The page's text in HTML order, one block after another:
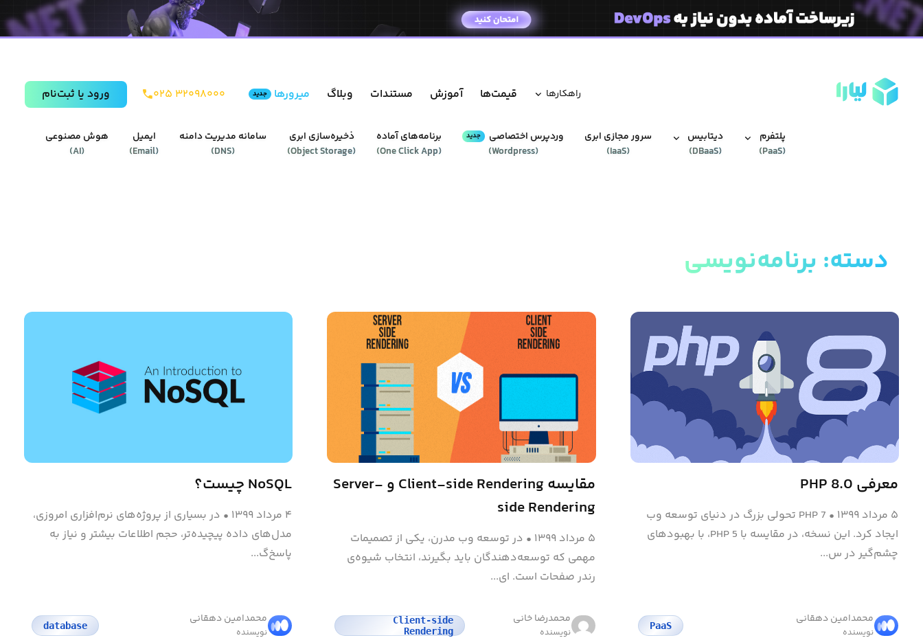
راهکار‌ها قیمت‌ها آموزش مستندات وبلاگ میرورها جدید ۰۲۵ ۳۲۰۹۸۰۰۰ ورود يا ثبت‌نام
هوش مصنوعی
(
AI
)
ایمیل
(
Email
)
سامانه مدیریت دامنه
(
DNS
)
ذخیره‌سازی ابری
(
Object Storage
)
برنامه‌های آماده
(
One Click App
)
وردپرس‌ اختصاصی جدید
(
Wordpress
)
سرور مجازی ابری
(
IaaS
)
دیتابیس‌
(
DBaaS
)
پلتفرم
(
PaaS
)
دسته: برنامه‌نویسی
معرفی PHP 8.0
۵ مرداد ۱۳۹۹ •
PHP 7 تحولی بزرگ در دنیای توسعه وب
ایجاد کرد. این نسخه، در مقایسه با PHP 5، با بهبودهای
چشم‌گیر در س...
محمد‌امین دهقانی
نویسنده
PaaS
مقایسه Client-side Rendering و Server-
side Rendering
۵ مرداد ۱۳۹۹ • در توسعه وب مدرن، یکی از تصمیمات
مهمی که توسعه‌دهندگان باید بگیرند، انتخاب شیوه‌ی
رندر صفحات است. ای...
محمد‌رضا خانی
نویسنده
Client-side
Rendering
NoSQL چیست؟
۴ مرداد ۱۳۹۹ • در بسیاری از پروژه‌های نرم‌افزاری امروزی،
مدل‌های داده پیچیده‌تر، حجم اطلاعات بیشتر و نیاز به
پاسخ‌گ...
محمد‌امین دهقانی
نویسنده
database